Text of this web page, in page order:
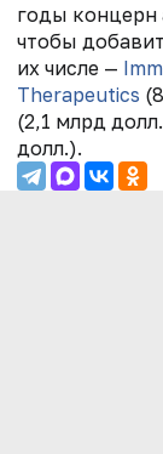
годы концерн
чтобы
их числе —
Therapeutics
(2,1 млрд
долл.).